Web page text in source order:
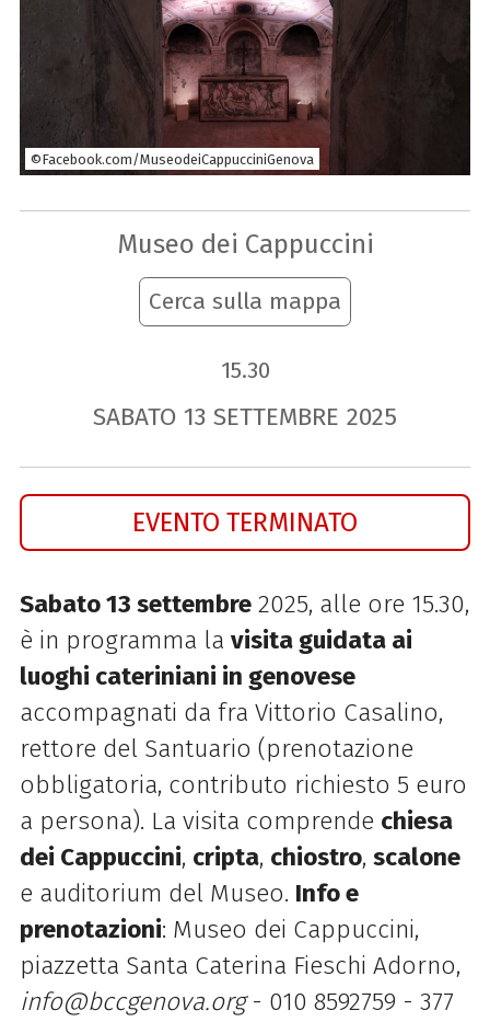
©Facebook.com/MuseodeiCappucciniGenova
Museo dei Cappuccini
Cerca sulla mappa
15.30
SABATO 13 SETTEMBRE 2025
EVENTO TERMINATO
Sabato 13 settembre2025, alle ore 15.30,
è in programma la visita guidata ai
luoghi cateriniani in genovese
accompagnati da fra Vittorio Casalino,
rettore del Santuario (prenotazione
obbligatoria, contributo richiesto 5 euro
a persona). La visita comprende chiesa
dei Cappuccini, cripta, chiostro, scalone
e auditorium del Museo. Info e
prenotazioni: Museo dei Cappuccini,
piazzetta Santa Caterina Fieschi Adorno,
info@bccgenova.org- 010 8592759 - 377